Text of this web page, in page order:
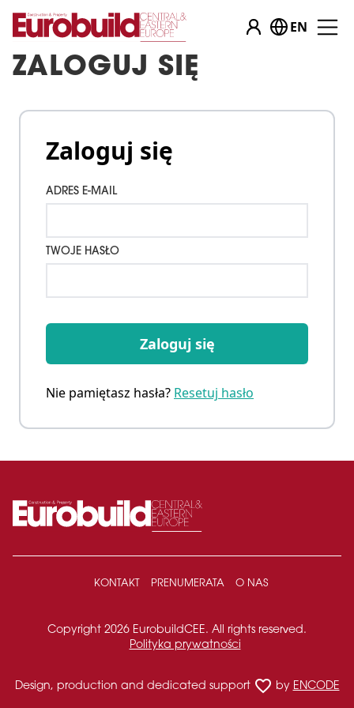
EN
ZALOGUJ SIĘ
Zaloguj się
ADRES E-MAIL
TWOJE HASŁO
Zaloguj się
Nie pamiętasz hasła? Resetuj hasło
KONTAKT PRENUMERATA O NAS
Copyright 2026 EurobuildCEE. All rights reserved.
Polityka prywatności
Design, production and dedicated support favorite_border by ENCODE